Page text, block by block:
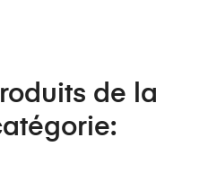
de la